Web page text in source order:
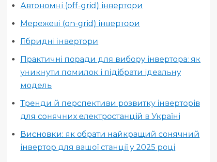
Автономні (off-grid) інвертори
Мережеві (on-grid) інвертори
Гібридні інвертори
Практичні поради для вибору інвертора: як
уникнути помилок і підібрати ідеальну
модель
Тренди й перспективи розвитку інверторів
для сонячних електростанцій в Україні
Висновки: як обрати найкращий сонячний
інвертор для вашої станції у 2025 році